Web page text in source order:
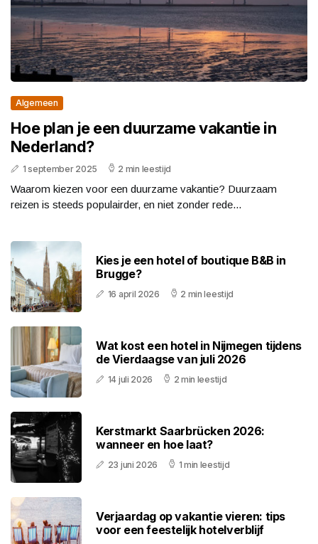
Algemeen
Hoe plan je een duurzame vakantie in
Nederland?
1 september 2025 2 min leestijd
Waarom kiezen voor een duurzame vakantie? Duurzaam
reizen is steeds populairder, en niet zonder rede...
Kies je een hotel of boutique B&B in
Brugge?
16 april 2026 2 min leestijd
Wat kost een hotel in Nijmegen tijdens
de Vierdaagse van juli 2026
14 juli 2026 2 min leestijd
Kerstmarkt Saarbrücken 2026:
wanneer en hoe laat?
23 juni 2026 1 min leestijd
Verjaardag op vakantie vieren: tips
voor een feestelijk hotelverblijf